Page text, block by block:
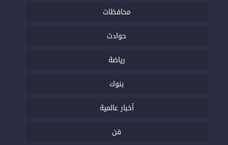
محافظات
حوادث
رياضة
بنوك
أخبار عالمية
فن